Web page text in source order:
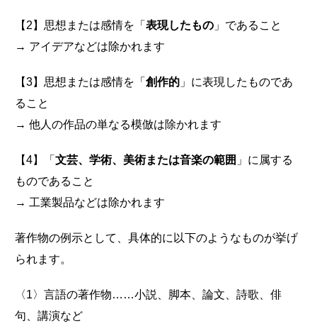
【2】思想または感情を「 表現したもの」であること
→ アイデアなどは除かれます
【3】思想または感情を「 創作的」に表現したものであ
ること
→ 他人の作品の単なる模倣は除かれます
【4】「 文芸、学術、美術または音楽の範囲 」に属する
ものであること
→ 工業製品などは除かれます
著作物の例示として、具体的に以下のようなものが挙げ
られます。
〈1〉言語の著作物……小説、脚本、論文、詩歌、俳
句、講演など